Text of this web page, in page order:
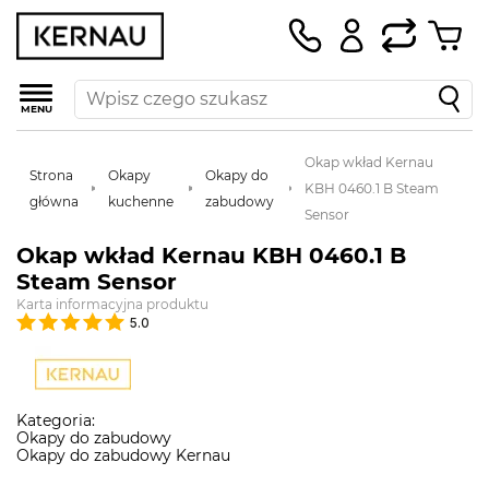
MENU
Strona
główna
Okapy
kuchenne
Okapy do
zabudowy
Okap wkład Kernau
KBH 0460.1 B Steam
Sensor
Okap wkład Kernau KBH 0460.1 B
Steam Sensor
Karta informacyjna produktu
5.0
Kategoria:
Okapy do zabudowy
Okapy do zabudowy Kernau